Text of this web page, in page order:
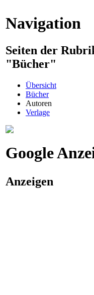
Navigation
Seiten der
"Bücher"
Übersicht
Bücher
Autoren
Verlage
Google
Anzeigen